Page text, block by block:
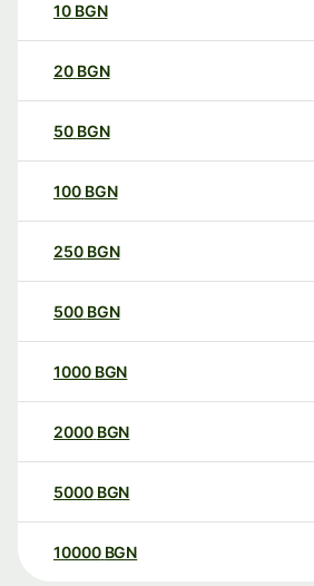
10 BGN
20 BGN
50 BGN
100 BGN
250 BGN
500 BGN
1000 BGN
2000 BGN
5000 BGN
10000 BGN